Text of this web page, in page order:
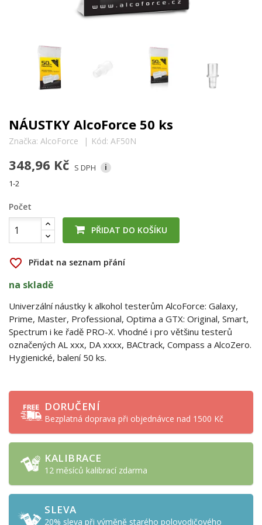
NÁUSTKY AlcoForce 50 ks
Značka: AlcoForce Kód: AF50N
348,96 Kč S DPH i
1-2
Počet
PŘIDAT DO KOŠÍKU
favorite_border Přidat na seznam přání
na skladě
Univerzální náustky k alkohol testerům AlcoForce: Galaxy,
Prime, Master, Professional, Optima a GTX: Original, Smart,
Spectrum i ke řadě PRO-X. Vhodné i pro většinu testerů
označených AL xxx, DA xxxx, BACtrack, Compass a AlcoZero.
Hygienické, balení 50 ks.
DORUČENÍ
Bezplatná doprava při objednávce nad 1500 Kč
KALIBRACE
12 měsíců kalibrací zdarma
SLEVA
20% sleva při výměně starého polovodičového